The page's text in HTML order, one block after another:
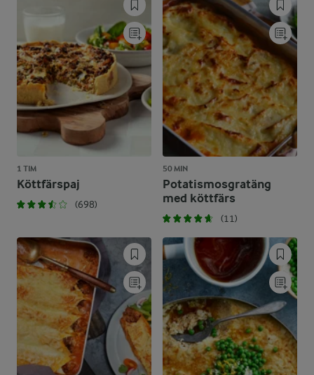
1 TIM
Köttfärspaj
(698)
50 MIN
Potatismosgratäng
med köttfärs
(11)